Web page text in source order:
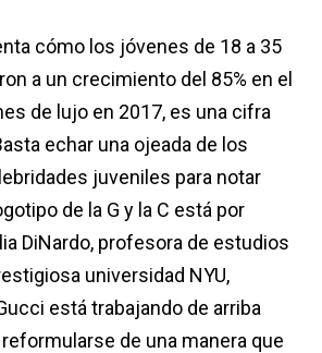
cómo los jóvenes de 18 a 35
a un crecimiento del 85% en el
de lujo en 2017, es una cifra
echar una ojeada de los
juveniles para notar
de la G y la C está por
DiNardo, profesora de estudios
universidad NYU,
está trabajando de arriba
de una manera que